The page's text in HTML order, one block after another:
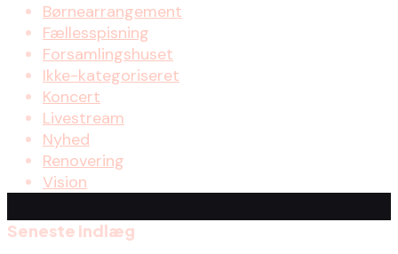
Børnearrangement
Fællesspisning
Forsamlingshuset
Ikke-kategoriseret
Koncert
Livestream
Nyhed
Renovering
Vision
Seneste indlæg